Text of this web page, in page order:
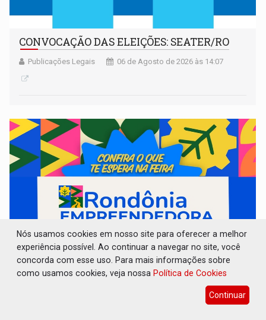
CONVOCAÇÃO DAS ELEIÇÕES: SEATER/RO
Publicações Legais 06 de Agosto de 2026 às 14:07
RO EMPREENDEDORA: 2ª edição da feira
começa nesta quinta-feira (6) no Espaço
Nós usamos cookies em nosso site para oferecer a melhor
experiência possível. Ao continuar a navegar no site, você
concorda com esse uso. Para mais informações sobre
como usamos cookies, veja nossa Política de Cookies
Continuar